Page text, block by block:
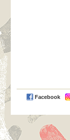
Facebook